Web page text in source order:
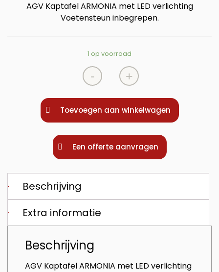
AGV Kaptafel ARMONIA met LED verlichting
Voetensteun inbegrepen.
1 op voorraad
- +
Toevoegen aan winkelwagen
Een offerte aanvragen
Beschrijving
Extra informatie
Beschrijving
AGV Kaptafel ARMONIA met LED verlichting